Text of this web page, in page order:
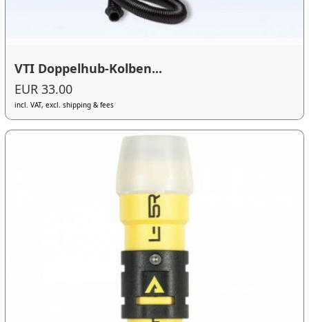
VTI Doppelhub-Kolben...
EUR 33.00
incl. VAT, excl. shipping & fees